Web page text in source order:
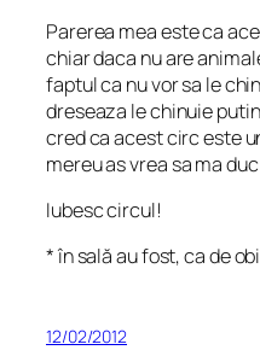
Parerea mea este ca
chiar daca nu are
faptul ca nu vor sa le
dreseaza le chinuie
cred ca acest circ este
mereu as vrea sa ma
Iubesc circul!
* în sală au fost, ca de
12/02/2012